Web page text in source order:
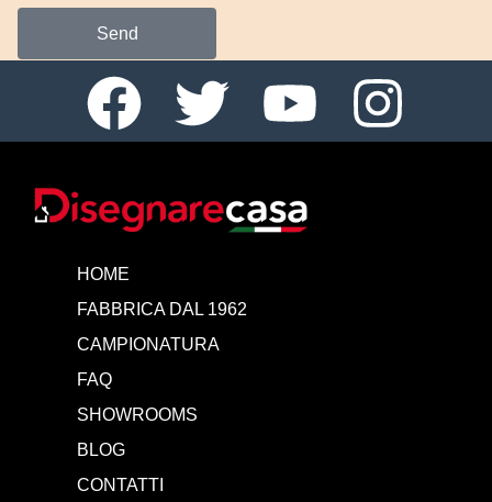
Send
HOME
FABBRICA DAL 1962
CAMPIONATURA
FAQ
SHOWROOMS
BLOG
CONTATTI